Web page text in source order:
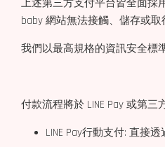
上述第三方支付平台皆全面採
baby 網站無法接觸、儲存或
我們以最高規格的資訊安全標
付款流程將於 LINE Pay 或第
LINE Pay行動支付: 直接透